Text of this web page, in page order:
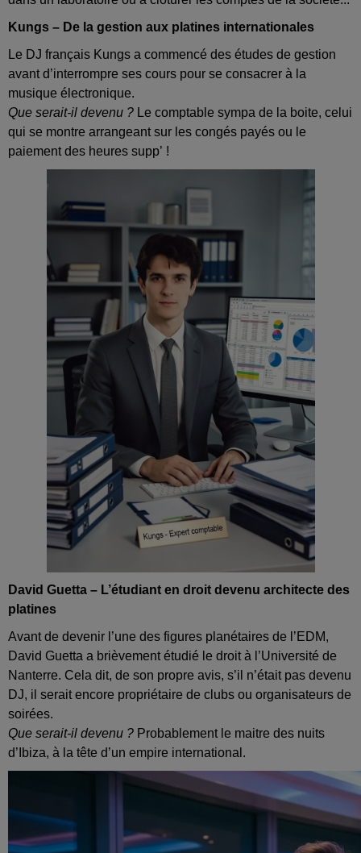
Kungs – De la gestion aux platines internationales
Le DJ français Kungs a commencé des études de gestion
avant d’interrompre ses cours pour se consacrer à la
musique électronique.
Que serait‑il devenu ? Le comptable sympa de la boite, celui
qui se montre arrangeant sur les congés payés ou le
paiement des heures supp’ !
David Guetta – L’étudiant en droit devenu architecte des
platines
Avant de devenir l’une des figures planétaires de l’EDM,
David Guetta a brièvement étudié le droit à l’Université de
Nanterre. Cela dit, de son propre avis, s’il n’était pas devenu
DJ, il serait encore propriétaire de clubs ou organisateurs de
soirées.
Que serait‑il devenu ? Probablement le maitre des nuits
d’Ibiza, à la tête d’un empire international.